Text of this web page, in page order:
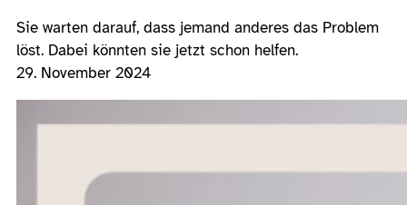
Sie warten darauf, dass jemand anderes das Problem
löst. Dabei könnten sie jetzt schon helfen.
29. November 2024